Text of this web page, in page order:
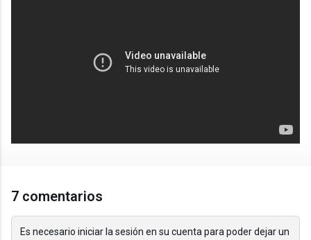
7 comentarios
Es necesario iniciar la sesión en su cuenta para poder dejar un